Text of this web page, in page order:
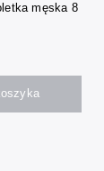
męska 8